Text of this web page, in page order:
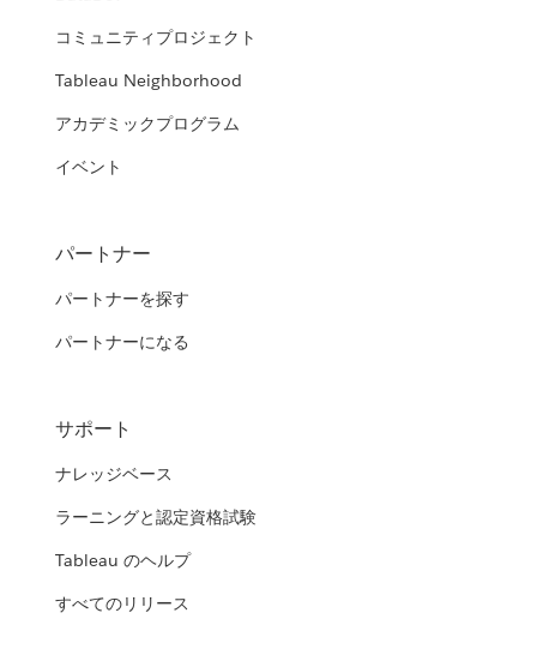
コミュニティプロジェクト
Tableau Neighborhood
アカデミックプログラム
イベント
パートナー
パートナーを探す
パートナーになる
サポート
ナレッジベース
ラーニングと認定資格試験
Tableau のヘルプ
すべてのリリース